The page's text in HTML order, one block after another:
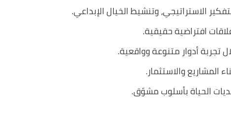
الاستراتيجي، وتنشيط الخيال الإبداعي.
افتراضية حقيقية.
تجربة أدوار متنوعة وواقعية.
المشاريع والاستثمار.
الحياة بأسلوب مشوّق.